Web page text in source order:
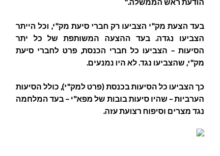
הודעת ראש הממשלה."
בעד הצעת מק"י הצביעו רק חברי סיעת מק"י, וכל הייתר
הצביעו נגדה. בעד ההצעה המשותפת של כל יתר
הסיעות – הצביעו כל חברי הכנסת, פרט לחברי סיעת
מק"י, שהצביעו נגד. לא היו נמנעים.
כך הצביעו כל הסיעות בכנסת (פרט למק"י), כולל הסיעות
הערביות – שהיו סיעות בובות של מפא"י – בעד המלחמה
נגד מצרים וסיפוח רצועת עזה.